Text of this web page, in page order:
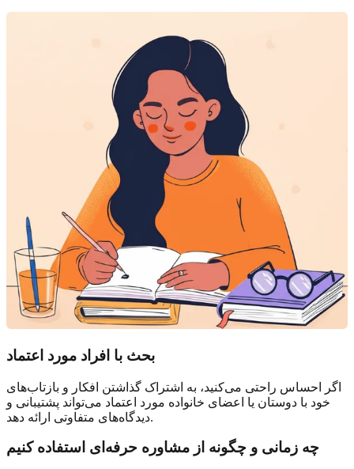
بحث با افراد مورد اعتماد
اگر احساس راحتی می‌کنید، به اشتراک گذاشتن افکار و بازتاب‌های
خود با دوستان یا اعضای خانواده مورد اعتماد می‌تواند پشتیبانی و
دیدگاه‌های متفاوتی ارائه دهد.
چه زمانی و چگونه از مشاوره حرفه‌ای استفاده کنیم